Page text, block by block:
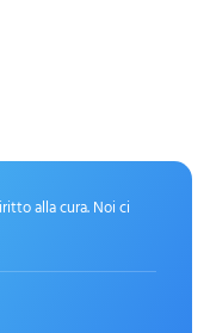
alla cura. Noi ci